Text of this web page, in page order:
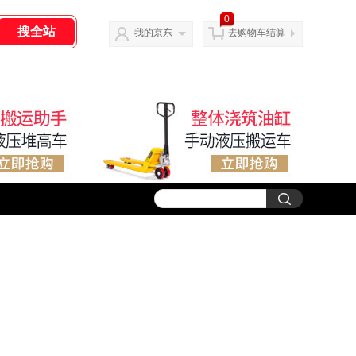
我的京东
0
去购物车结算